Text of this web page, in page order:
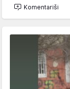
Komentariši